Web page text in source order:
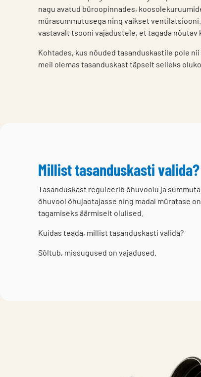
nagu avatud büroopinnades,
mürasummutusega ning vaikset
vastavalt tsooni vajadustele, et tagada nõutav
Kohtades, kus nõuded tasanduskastile pole
meil olemas tasanduskast täpselt selleks
Millist tasanduskasti valida?
Tasanduskast reguleerib õhuvoolu ja
õhuvool õhujaotajasse ning madal müratase
tagamiseks äärmiselt olulised.
Kuidas teada, millist tasanduskasti valida?
Sõltub, missugused on vajadused.